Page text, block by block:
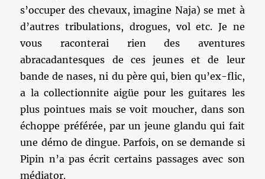
s’occuper des chevaux, imagine Naja) se met à
d’autres tribulations, drogues, vol etc. Je ne
vous raconterai rien des aventures
abracadantesques de ces jeunes et de leur
bande de nases, ni du père qui, bien qu’ex-flic,
a la collectionnite aigüe pour les guitares les
plus pointues mais se voit moucher, dans son
échoppe préférée, par un jeune glandu qui fait
une démo de dingue. Parfois, on se demande si
Pipin n’a pas écrit certains passages avec son
médiator.